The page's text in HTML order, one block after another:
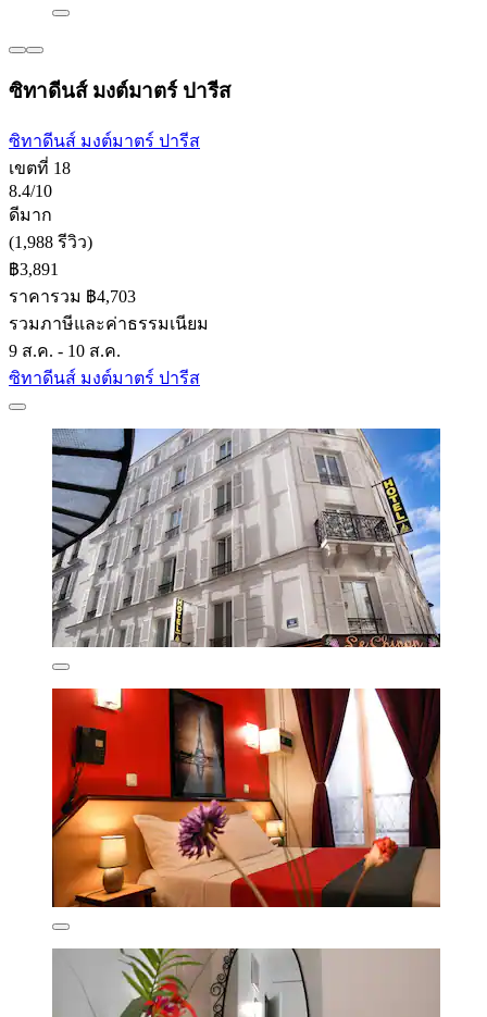
ซิทาดีนส์ มงต์มาตร์ ปารีส
ซิทาดีนส์ มงต์มาตร์ ปารีส
เขตที่ 18
8.4/10
ดีมาก
(1,988 รีวิว)
฿3,891
ราคารวม ฿4,703
รวมภาษีและค่าธรรมเนียม
9 ส.ค. - 10 ส.ค.
ซิทาดีนส์ มงต์มาตร์ ปารีส